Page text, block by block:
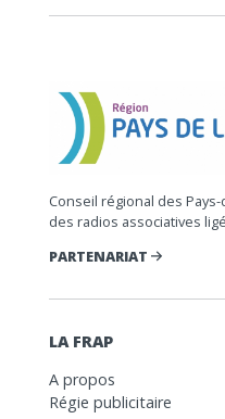
Conseil régional des
des radios associatives
PARTENARIAT
LA FRAP
A propos
Régie publicitaire